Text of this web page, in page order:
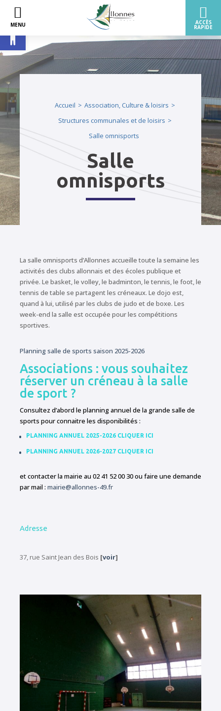
Ouvrir la barre d’outils
Accueil
Association, Culture & loisirs
Structures communales et de loisirs
Salle omnisports
Salle
omnisports
La salle omnisports d’Allonnes accueille toute la semaine les
activités des clubs allonnais et des écoles publique et
privée. Le basket, le volley, le badminton, le tennis, le foot, le
tennis de table se partagent les créneaux. Le dojo est,
quand à lui, utilisé par les clubs de judo et de boxe. Les
week-end la salle est occupée pour les compétitions
sportives.
Planning salle de sports saison 2025-2026
Associations : vous souhaitez
réserver un créneau à la salle
de sport ?
Consultez d’abord le planning annuel de la grande salle de
sports pour connaitre les disponibilités :
PLANNING ANNUEL 2025-2026 CLIQUER ICI
PLANNING ANNUEL 2026-2027 CLIQUER ICI
et contacter la mairie au 02 41 52 00 30 ou faire une demande
par mail : mairie@allonnes-49.fr
Adresse
37, rue Saint Jean des Bois [voir]